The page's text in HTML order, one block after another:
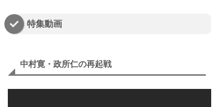
特集動画
中村寛・政所仁の再起戦